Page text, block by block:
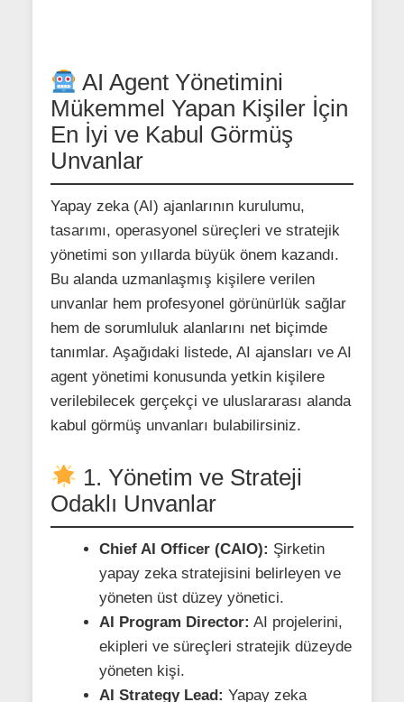
AI Agent Yönetimini
Mükemmel Yapan Kişiler İçin
En İyi ve Kabul Görmüş
Unvanlar
Yapay zeka (AI) ajanlarının kurulumu,
tasarımı, operasyonel süreçleri ve stratejik
yönetimi son yıllarda büyük önem kazandı.
Bu alanda uzmanlaşmış kişilere verilen
unvanlar hem profesyonel görünürlük sağlar
hem de sorumluluk alanlarını net biçimde
tanımlar. Aşağıdaki listede, AI ajansları ve AI
agent yönetimi konusunda yetkin kişilere
verilebilecek gerçekçi ve uluslararası alanda
kabul görmüş unvanları bulabilirsiniz.
1. Yönetim ve Strateji
Odaklı Unvanlar
Chief AI Officer (CAIO): Şirketin
yapay zeka stratejisini belirleyen ve
yöneten üst düzey yönetici.
AI Program Director: AI projelerini,
ekipleri ve süreçleri stratejik düzeyde
yöneten kişi.
AI Strategy Lead: Yapay zeka